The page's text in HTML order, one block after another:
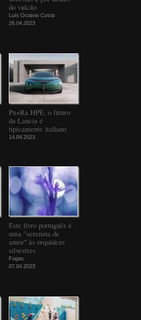
do vulcão
Luís Octávio Costa
26.04.2023
Pu+Ra HPE, o futuro
da Lancia é
tipicamente italiano
14.04.2023
Este livro português é
uma "serenata de
amor" às orquídeas
silvestres
Fugas
07.04.2023